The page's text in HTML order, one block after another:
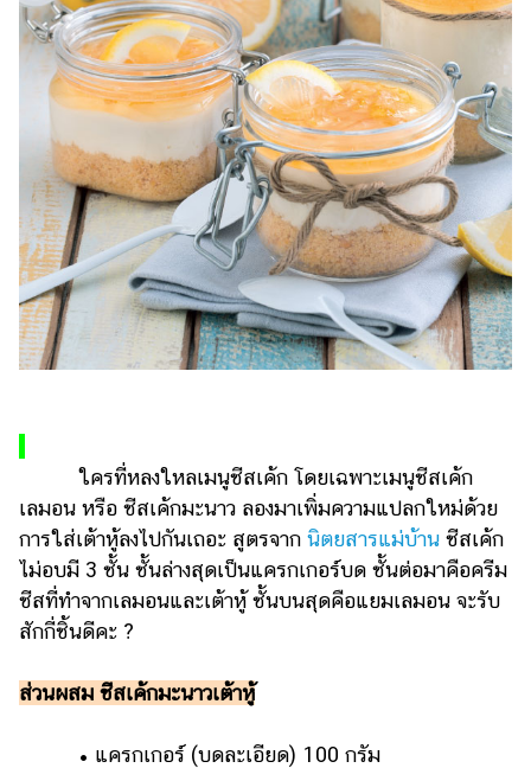
ใครที่หลงใหลเมนูชีสเค้ก โดยเฉพาะเมนูชีสเค้ก
เลมอน หรือ ชีสเค้กมะนาว ลองมาเพิ่มความแปลกใหม่ด้วย
การใส่เต้าหู้ลงไปกันเถอะ สูตรจาก นิตยสารแม่บ้าน ชีสเค้ก
ไม่อบมี 3 ชั้น ชั้นล่างสุดเป็นแครกเกอร์บด ชั้นต่อมาคือครีม
ชีสที่ทำจากเลมอนและเต้าหู้ ชั้นบนสุดคือแยมเลมอน จะรับ
สักกี่ชิ้นดีคะ ?
ส่วนผสม ชีสเค้กมะนาวเต้าหู้
• แครกเกอร์ (บดละเอียด) 100 กรัม